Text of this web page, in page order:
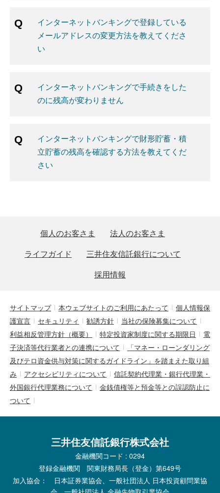
インターネットバンキングで登録している
メールアドレスの変更方法を教えてくださ
い
インターネットバンキングで手続きをした
のに残高が変わりません
インターネットバンキングで財形貯蓄・積
立貯蓄の残高を確認する方法を教えてくだ
さい
個人のお客さま
法人のお客さま
ライフガイド
三井住友信託銀行について
採用情報
サイトマップ 本ウェブサイトのご利用にあたって
個人情報保
護宣言
セキュリティ 勧誘方針
当社の保険募集について
利益相反管理方針（概要）
特定投資家制度に関する期限日
電
子決済等代行業者との連携について
「マネー・ローンダリング
及びテロ資金供与対策に関するガイドライン」を踏まえた取り組
み
アクセシビリティについて
信託契約代理業・銀行代理業・
外国銀行代理業務について
金銭債権等と預金等との誤認防止に
ついて
三井住友信託銀行株式会社
金融機関コード : 0294
登録金融機関 関東財務局長（登金）第649号
加入協会： 日本証券業協会、一般社団法人 日本投資顧問業協